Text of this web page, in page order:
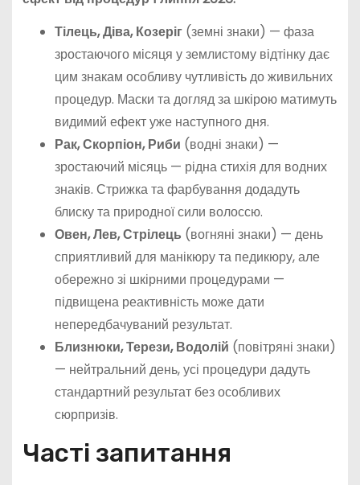
Тілець, Діва, Козеріг(земні знаки) — фаза
зростаючого місяця у землистому відтінку дає
цим знакам особливу чутливість до живильних
процедур. Маски та догляд за шкірою матимуть
видимий ефект уже наступного дня.
Рак, Скорпіон, Риби (водні знаки) —
зростаючий місяць — рідна стихія для водних
знаків. Стрижка та фарбування додадуть
блиску та природної сили волоссю.
Овен, Лев, Стрілець (вогняні знаки) — день
сприятливий для манікюру та педикюру, але
обережно зі шкірними процедурами —
підвищена реактивність може дати
непередбачуваний результат.
Близнюки, Терези, Водолій (повітряні знаки)
— нейтральний день, усі процедури дадуть
стандартний результат без особливих
сюрпризів.
Часті запитання